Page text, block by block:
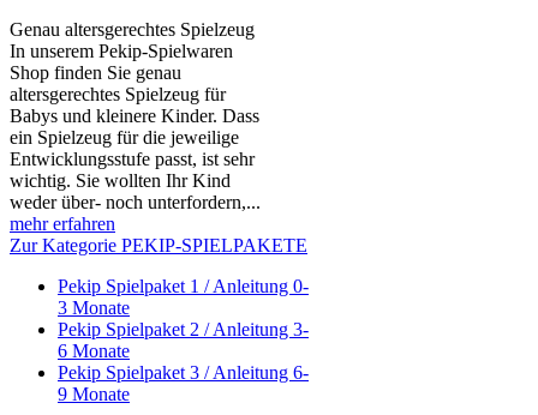
Genau altersgerechtes Spielzeug
In unserem Pekip-Spielwaren
Shop finden Sie genau
altersgerechtes Spielzeug für
Babys und kleinere Kinder. Dass
ein Spielzeug für die jeweilige
Entwicklungsstufe passt, ist sehr
wichtig. Sie wollten Ihr Kind
weder über- noch unterfordern,...
mehr erfahren
Zur Kategorie PEKIP-SPIELPAKETE
Pekip Spielpaket 1 / Anleitung 0-
3 Monate
Pekip Spielpaket 2 / Anleitung 3-
6 Monate
Pekip Spielpaket 3 / Anleitung 6-
9 Monate